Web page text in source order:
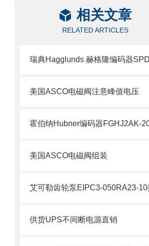
相关文章
RELATED ARTICLES
美国ASCO电磁阀注意峰值电压
美国ASCO电磁阀组装
艾可勒齿轮泵EIPC3-050RA23-10
供货UPS不间断电源直销